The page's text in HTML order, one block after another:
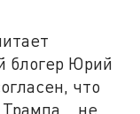
блогер Юрий
что
не